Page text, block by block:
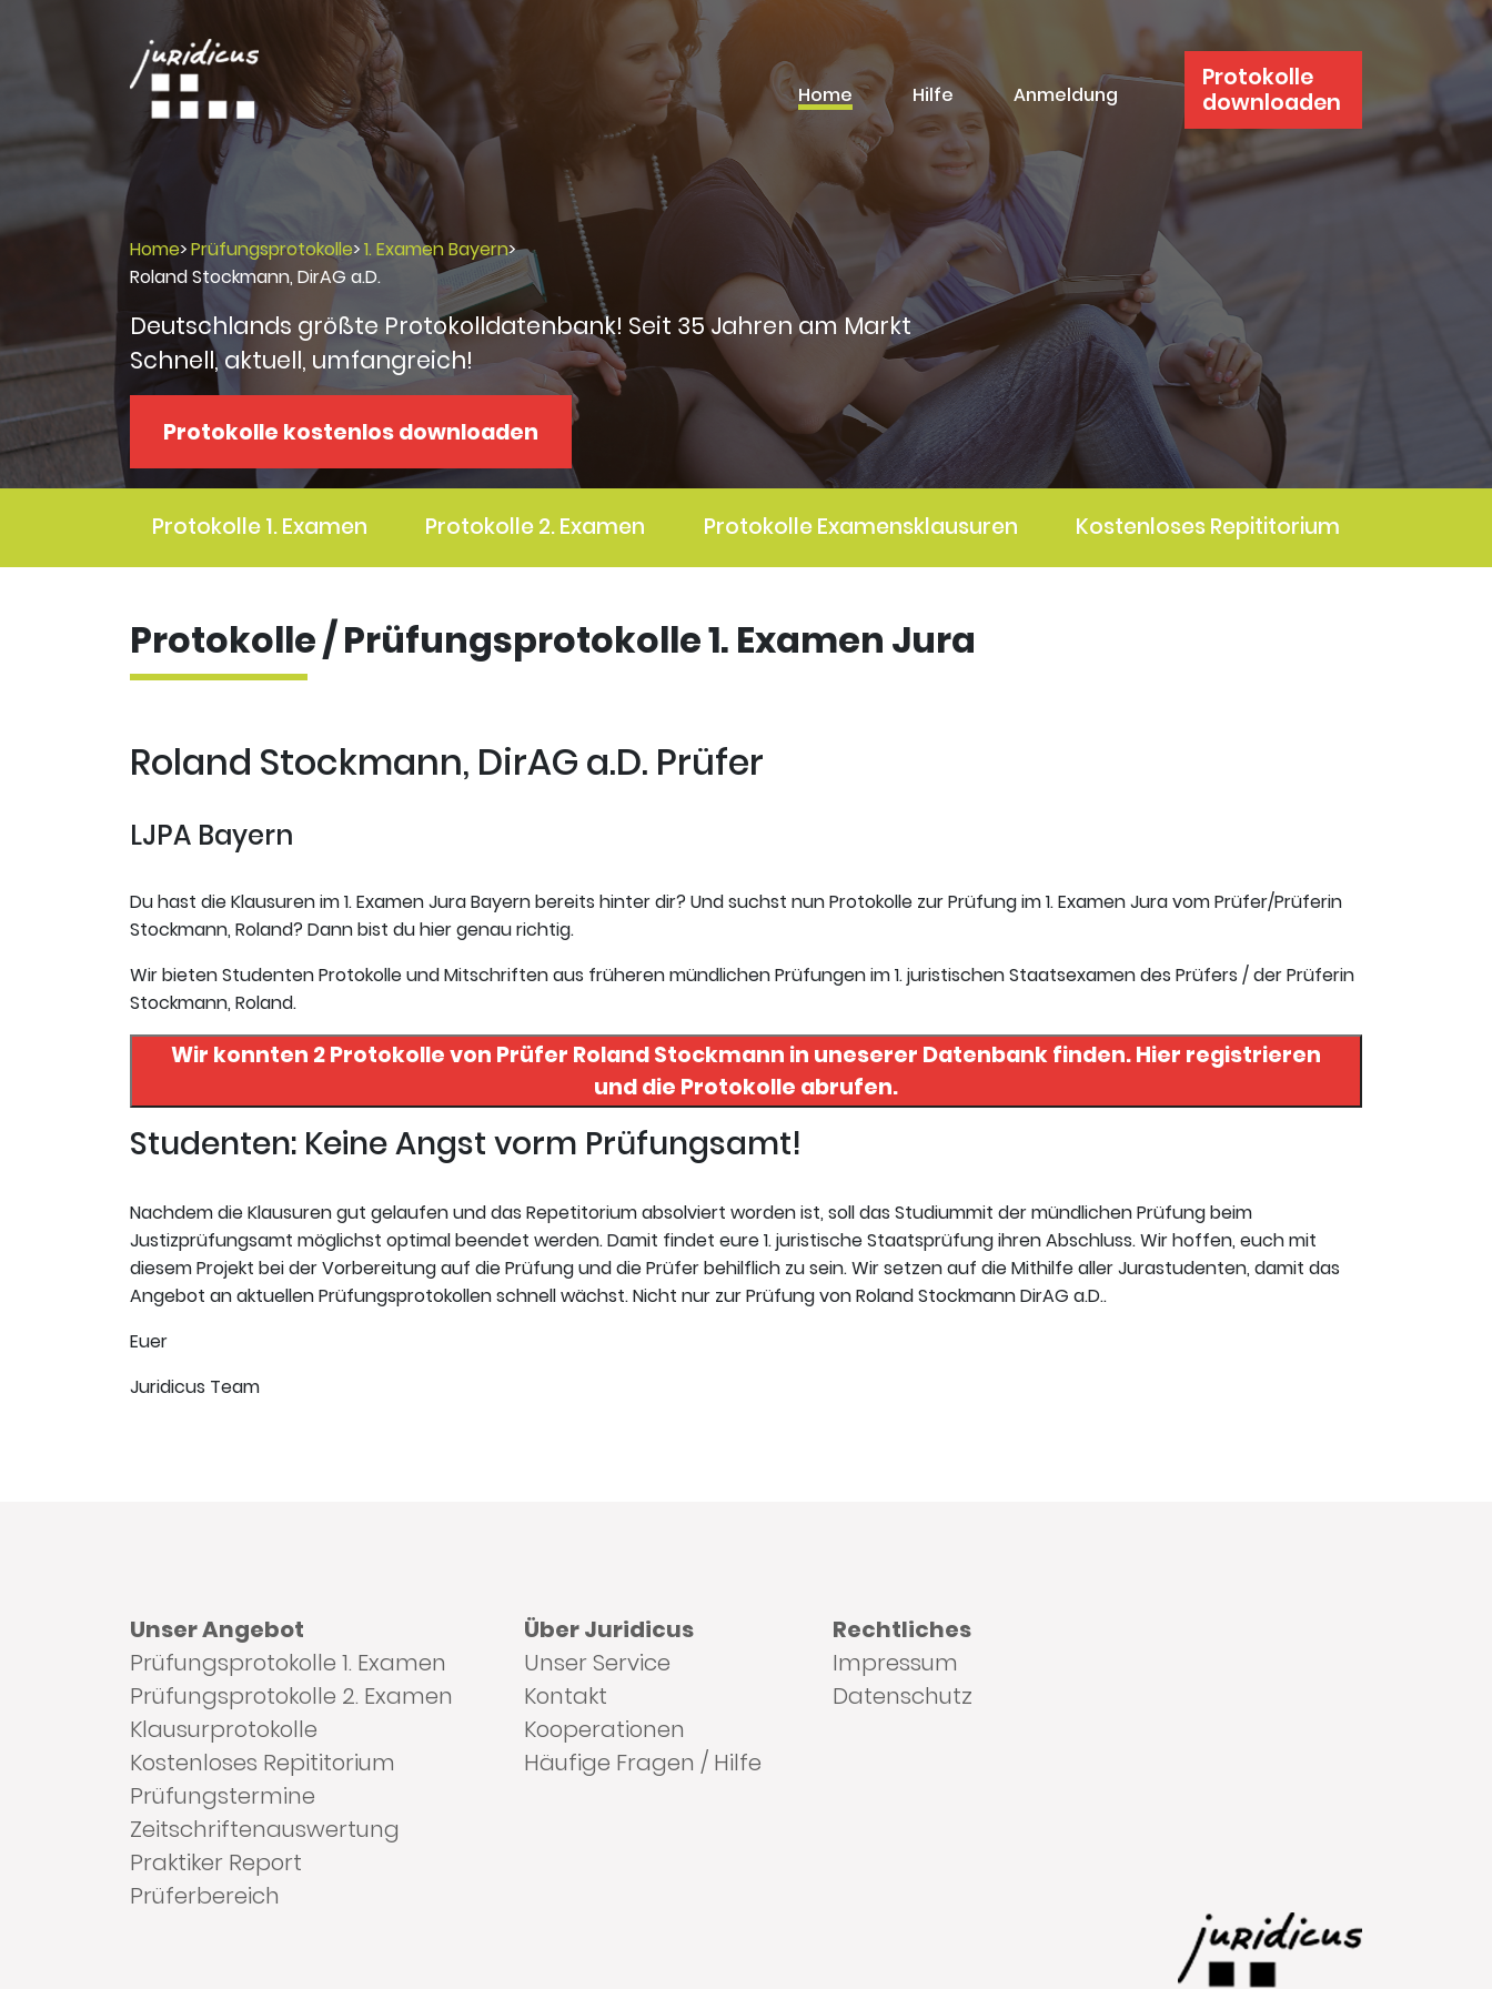
Home Hilfe Anmeldung
Protokolle
downloaden
Home>Prüfungsprotokolle>1. Examen Bayern>
Roland Stockmann, DirAG a.D.
Deutschlands größte Protokolldatenbank! Seit 35 Jahren am Markt
Schnell, aktuell, umfangreich!
Protokolle kostenlos downloaden
Protokolle 1. Examen Protokolle 2. Examen Protokolle Examensklausuren Kostenloses Repititorium
Protokolle / Prüfungsprotokolle 1. Examen Jura
Roland Stockmann, DirAG a.D. Prüfer
LJPA Bayern
Du hast die Klausuren im 1. Examen Jura Bayern bereits hinter dir? Und suchst nun Protokolle zur Prüfung im 1. Examen Jura vom Prüfer/Prüferin
Stockmann, Roland? Dann bist du hier genau richtig.
Wir bieten Studenten Protokolle und Mitschriften aus früheren mündlichen Prüfungen im 1. juristischen Staatsexamen des Prüfers / der Prüferin
Stockmann, Roland.
Wir konnten 2 Protokolle von Prüfer Roland Stockmann in uneserer Datenbank finden. Hier registrieren
und die Protokolle abrufen.
Studenten: Keine Angst vorm Prüfungsamt!
Nachdem die Klausuren gut gelaufen und das Repetitorium absolviert worden ist, soll das Studiummit der mündlichen Prüfung beim
Justizprüfungsamt möglichst optimal beendet werden. Damit findet eure 1. juristische Staatsprüfung ihren Abschluss. Wir hoffen, euch mit
diesem Projekt bei der Vorbereitung auf die Prüfung und die Prüfer behilflich zu sein. Wir setzen auf die Mithilfe aller Jurastudenten, damit das
Angebot an aktuellen Prüfungsprotokollen schnell wächst. Nicht nur zur Prüfung von Roland Stockmann DirAG a.D..
Euer
Juridicus Team
Unser Angebot
Prüfungsprotokolle 1. Examen
Prüfungsprotokolle 2. Examen
Klausurprotokolle
Kostenloses Repititorium
Prüfungstermine
Zeitschriftenauswertung
Praktiker Report
Prüferbereich
Über Juridicus
Unser Service
Kontakt
Kooperationen
Häufige Fragen / Hilfe
Rechtliches
Impressum
Datenschutz